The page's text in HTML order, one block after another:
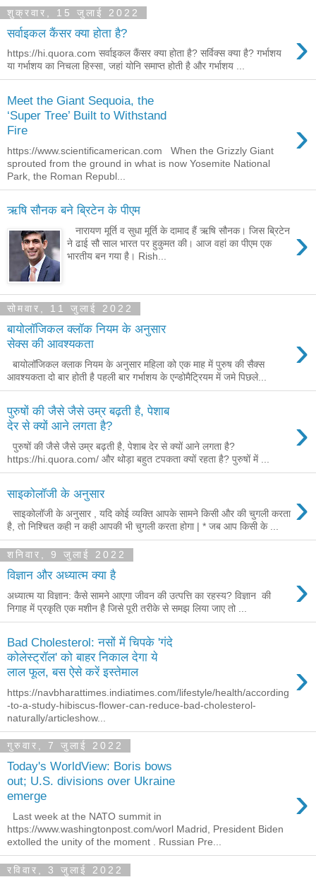
शुक्रवार, 15 जुलाई 2022
सर्वाइकल कैंसर क्या होता है? ›
https://hi.quora.com सर्वाइकल कैंसर क्या होता है? सर्विक्स क्या है? गर्भाशय
या गर्भाशय का निचला हिस्सा, जहां योनि समाप्त होती है और गर्भाशय ...
Meet the Giant Sequoia, the
‘Super Tree’ Built to Withstand
Fire
›
https://www.scientificamerican.com When the Grizzly Giant
sprouted from the ground in what is now Yosemite National
Park, the Roman Republ...
ऋषि सौनक बने ब्रिटेन के पीएम
›
नारायण मूर्ति व सुधा मूर्ति के दामाद हैं ऋषि सौनक। जिस ब्रिटेन
ने ढाई सौ साल भारत पर हुकुमत की। आज वहां का पीएम एक
भारतीय बन गया है। Rish...
सोमवार, 11 जुलाई 2022
बायोलॉजिकल क्लॉक नियम के अनुसार
सेक्स की आवश्यकता
›
बायोलॉजिकल क्लाक नियम के अनुसार महिला को एक माह में पुरुष की सैक्स
आवश्यकता दो बार होती है पहली बार गर्भाशय के एन्डोमैट्रियम में जमे पिछले...
पुरुषों की जैसे जैसे उम्र बढ़ती है, पेशाब
देर से क्यों आने लगता है?
›
पुरुषों की जैसे जैसे उम्र बढ़ती है, पेशाब देर से क्यों आने लगता है?
https://hi.quora.com/ और थोड़ा बहुत टपकता क्यों रहता है? पुरुषों में ...
साइकोलॉजी के अनुसार ›
साइकोलॉजी के अनुसार , यदि कोई व्यक्ति आपके सामने किसी और की चुगली करता
है, तो निश्चित कही न कही आपकी भी चुगली करता होगा | * जब आप किसी के ...
शनिवार, 9 जुलाई 2022
विज्ञान और अध्यात्म क्या है ›
अध्यात्म या विज्ञान: कैसे सामने आएगा जीवन की उत्पत्ति का रहस्य? विज्ञान की
निगाह में प्रकृति एक मशीन है जिसे पूरी तरीके से समझ लिया जाए तो ...
Bad Cholesterol: नसों में चिपके 'गंदे
कोलेस्ट्रॉल' को बाहर निकाल देगा ये
लाल फूल, बस ऐसे करें इस्तेमाल
›
https://navbharattimes.indiatimes.com/lifestyle/health/according
-to-a-study-hibiscus-flower-can-reduce-bad-cholesterol-
naturally/articleshow...
गुरुवार, 7 जुलाई 2022
Today's WorldView: Boris bows
out; U.S. divisions over Ukraine
emerge
›
Last week at the NATO summit in
https://www.washingtonpost.com/worl Madrid, President Biden
extolled the unity of the moment . Russian Pre...
रविवार, 3 जुलाई 2022